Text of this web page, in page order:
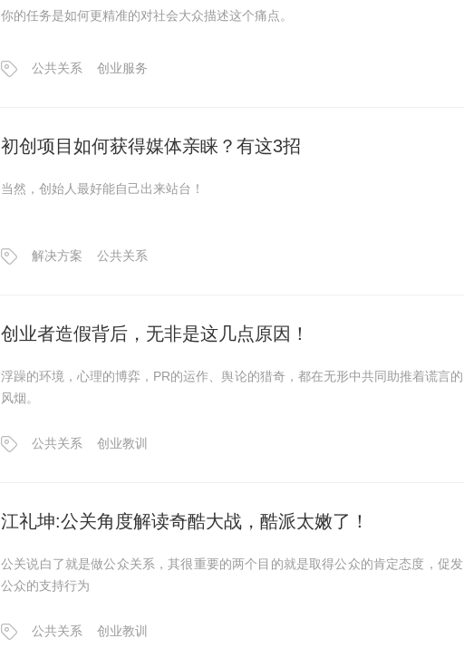
你的任务是如何更精准的对社会大众描述这个痛点。
公共关系 创业服务
初创项目如何获得媒体亲睐？有这3招
当然，创始人最好能自己出来站台！
解决方案 公共关系
创业者造假背后，无非是这几点原因！
浮躁的环境，心理的博弈，PR的运作、舆论的猎奇，都在无形中共同助推着谎言的
风烟。
公共关系 创业教训
江礼坤:公关角度解读奇酷大战，酷派太嫩了！
公关说白了就是做公众关系，其很重要的两个目的就是取得公众的肯定态度，促发
公众的支持行为
公共关系 创业教训